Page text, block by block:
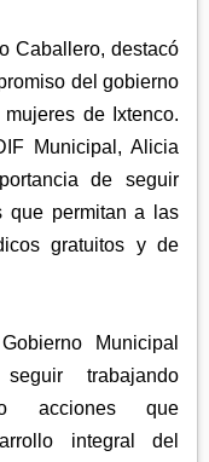
Caballero, destacó
del gobierno
de Ixtenco.
Municipal, Alicia
de seguir
que permitan a las
gratuitos y de
Municipal
trabajando
acciones que
integral del